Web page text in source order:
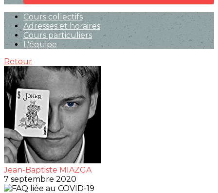
Cours collectifs
Adresses et horaires
Cours particuliers
L'équipe
Retour
Jean-Baptiste MIAZGA
7 septembre 2020